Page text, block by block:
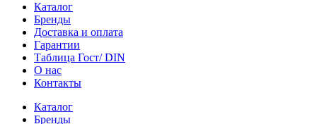
Каталог
Бренды
Доставка и оплата
Гарантии
Таблица Гост/ DIN
О нас
Контакты
Каталог
Бренды